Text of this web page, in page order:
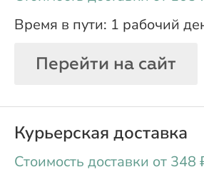
1 рабочий
Перейти на сайт
Курьерская доставка
oт 348